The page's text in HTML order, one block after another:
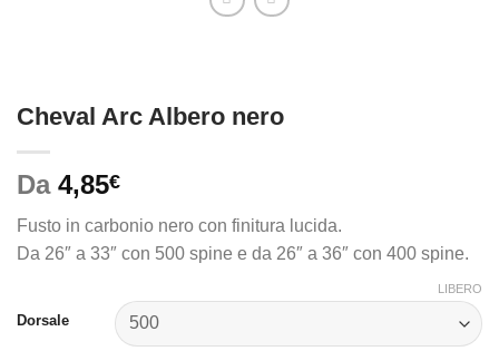
Cheval Arc Albero nero
Da 4,85€
Fusto in carbonio nero con finitura lucida.
Da 26″ a 33″ con 500 spine e da 26″ a 36″ con 400 spine.
Dorsale
LIBERO